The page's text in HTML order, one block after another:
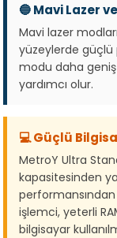
🔵 Mavi Lazer
Mavi lazer
yüzeylerde güçlü
modu daha geniş
yardımcı olur.
💻 Güçlü
MetroY Ultra
kapasitesinden
işlemci, yeterli
bilgisayar